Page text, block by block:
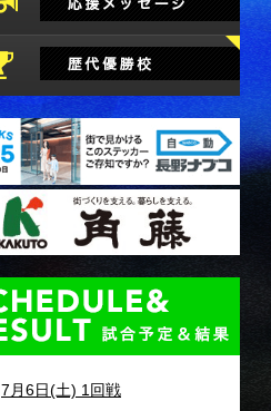
7月6日(土) 1回戦